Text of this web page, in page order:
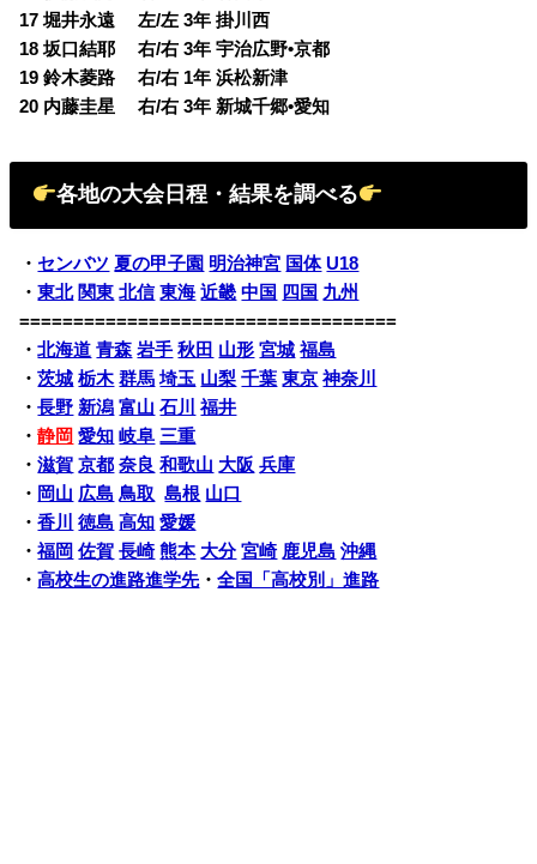
17 堀井永遠 左/左 3年 掛川西
18 坂口結耶 右/右 3年 宇治広野•京都
19 鈴木菱路 右/右 1年 浜松新津
20 内藤圭星 右/右 3年 新城千郷•愛知
各地の大会日程・結果を調べる
・ センバツ 夏の甲子園 明治神宮 国体 U18
・東北 関東 北信 東海 近畿 中国 四国 九州
===================================
・北海道 青森 岩手 秋田 山形 宮城 福島
・茨城 栃木 群馬 埼玉 山梨 千葉 東京 神奈川
・長野 新潟 富山 石川
福井
・静岡 愛知 岐阜 三重
・滋賀 京都 奈良 和歌山 大阪 兵庫
・ 岡山 広島 鳥取 島根 山口
・香川 徳島 高知 愛媛
・福岡 佐賀 長崎 熊本 大分 宮崎 鹿児島 沖縄
・高校生の進路進学先・全国「高校別」進路